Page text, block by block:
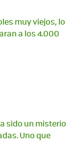
muy viejos, lo
a los 4.000
sido un misterio
Uno que